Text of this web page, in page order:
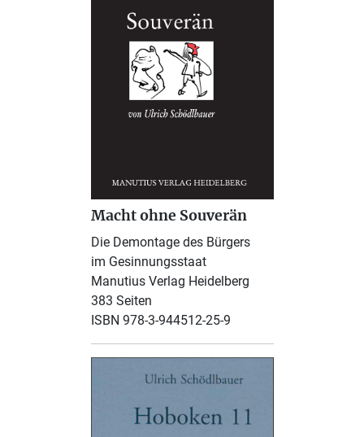
Macht ohne Souverän
Die Demontage des Bürgers
im Gesinnungsstaat
Manutius Verlag Heidelberg
383 Seiten
ISBN 978-3-944512-25-9